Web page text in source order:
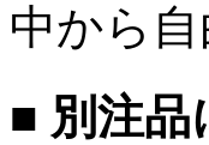
中から
■ 別注品